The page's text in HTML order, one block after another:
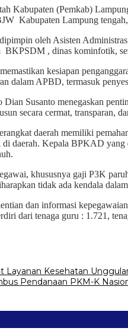
Kabupaten (Pemkab)
Kabupaten Lampung
oleh Asisten
, dinas kominfotik,
kesiapan
dalam APBD, termasuk
Susanto menegaskan
secara cermat, transparan,
daerah memiliki
daerah. Kepala BPKAD
khususnya gaji P3K
tidak ada kendala
dan informasi
dari tenaga guru : 1.721,
Layanan Kesehatan
Pendanaan PKM-K